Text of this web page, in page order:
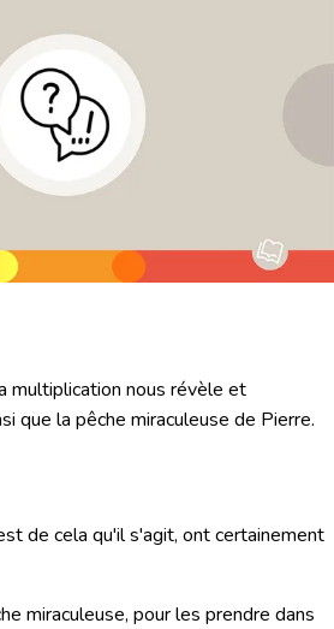
multiplication nous révèle et
que la pêche miraculeuse de Pierre.
de cela qu'il s'agit, ont certainement
miraculeuse, pour les prendre dans